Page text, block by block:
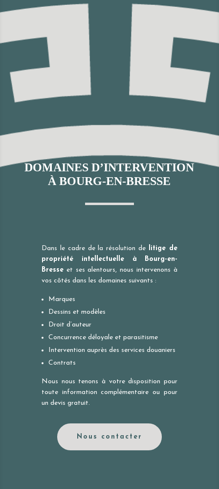
DOMAINES D’INTERVENTION
À BOURG-EN-BRESSE
Dans le cadre de la résolution de litige de
propriété intellectuelle à
Bourg-en-
Bresseet ses alentours, nous intervenons à
vos côtés dans les domaines suivants :
Marques
Dessins et modèles
Droit d’auteur
Concurrence déloyale et parasitisme
Intervention auprès des services douaniers
Contrats
Nous nous tenons à votre disposition pour
toute information complémentaire ou pour
un devis gratuit.
Nous contacter